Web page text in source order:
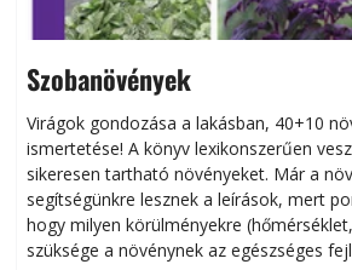
Szobanövények
Virágok gondozása a lakásban, 40+10
ismertetése! A könyv lexikonszerűen
sikeresen tart­ha­tó növényeket. Már a
segítségünkre lesznek a leírások, mert
hogy milyen körülményekre
szüksége a növénynek az egészséges